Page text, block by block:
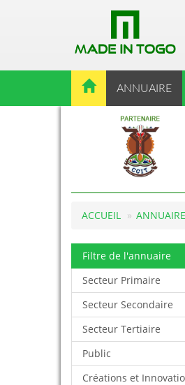
ANNUAIRE
ACCUEIL ANNUAIRE
Filtre de l'annuaire
Secteur Primaire
Secteur Secondaire
Secteur Tertiaire
Public
Créations et